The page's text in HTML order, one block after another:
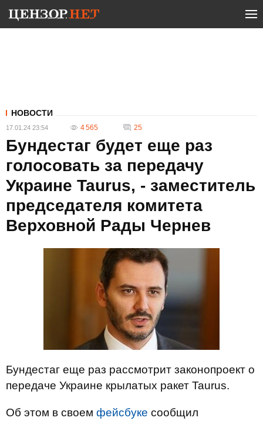
НОВОСТИ
17.01.24 23:54 4 565 25
Бундестаг будет еще раз
голосовать за передачу
Украине Taurus, - заместитель
председателя комитета
Верховной Рады Чернев
Бундестаг еще раз рассмотрит законопроект о
передаче Украине крылатых ракет Taurus.
Об этом в своем фейсбуке сообщил